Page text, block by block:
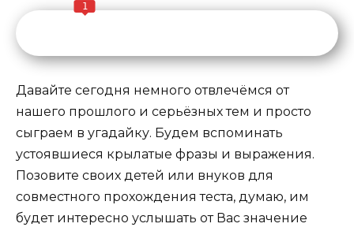
1
Давайте сегодня немного отвлечёмся от
нашего прошлого и серьёзных тем и просто
сыграем в угадайку. Будем вспоминать
устоявшиеся крылатые фразы и выражения.
Позовите своих детей или внуков для
совместного прохождения теста, думаю, им
будет интересно услышать от Вас значение